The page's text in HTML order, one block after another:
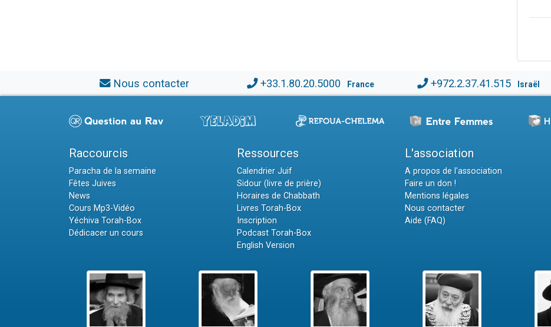
Nous contacter +33.1.80.20.5000 France +972.2.37.41.515 Israël
Raccourcis
Paracha de la semaine
Fêtes Juives
News
Cours Mp3-Vidéo
Yéchiva Torah-Box
Dédicacer un cours
Ressources
Calendrier Juif
Sidour (livre de prière)
Horaires de Chabbath
Livres Torah-Box
Inscription
Podcast Torah-Box
English Version
L'association
A propos de l'association
Faire un don !
Mentions légales
Nous contacter
Aide (FAQ)